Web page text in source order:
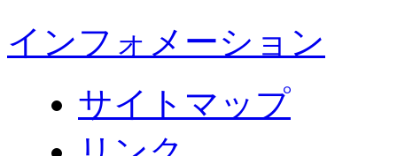
インフォメーション
サイトマップ